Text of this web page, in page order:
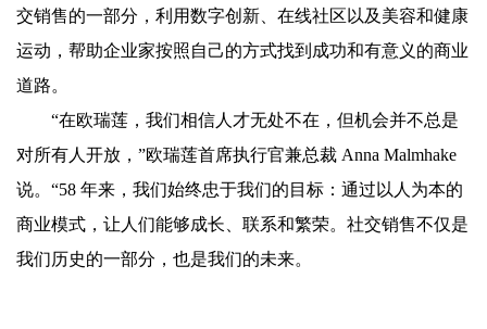
交销售的一部分，利用数字创新、在线社区以及美容和健康
运动，帮助企业家按照自己的方式找到成功和有意义的商业
道路。
“在欧瑞莲，我们相信人才无处不在，但机会并不总是
对所有人开放，”欧瑞莲首席执行官兼总裁 Anna Malmhake
说。“58 年来，我们始终忠于我们的目标：通过以人为本的
商业模式，让人们能够成长、联系和繁荣。社交销售不仅是
我们历史的一部分，也是我们的未来。